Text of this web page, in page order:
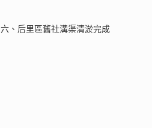
六、后里區舊社溝渠清淤完成